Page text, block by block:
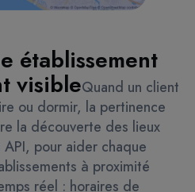
établissement
visibleQuand un client
ou dormir, la pertinence
la découverte des lieux
pour aider chaque
à proximité
réel : horaires de